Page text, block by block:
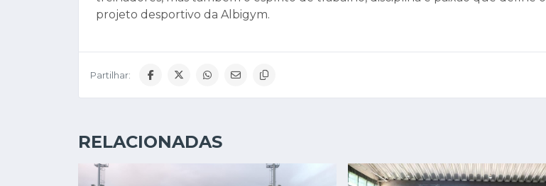
projeto desportivo da Albigym.
Partilhar:
RELACIONADAS